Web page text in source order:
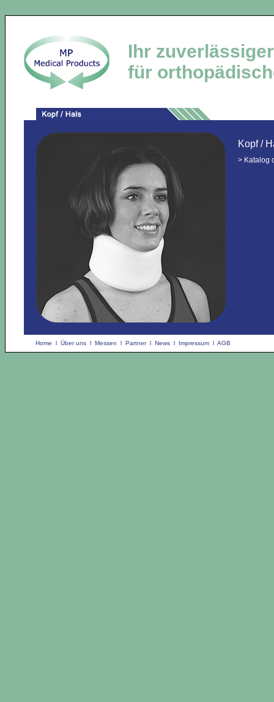
Ihr
für
Kopf /
> Katalog
Home l Über uns l Messen l Partnerl News l Impressum l AGB